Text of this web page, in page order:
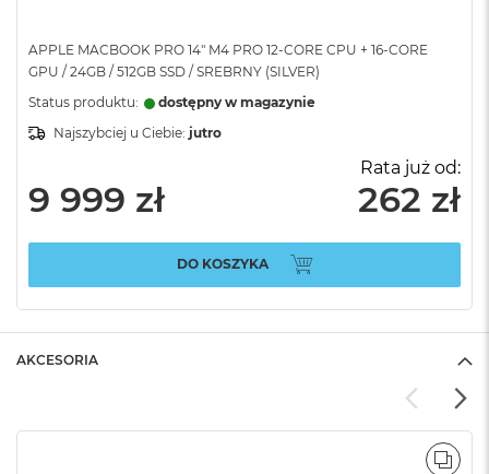
APPLE MACBOOK PRO 14" M4 PRO 12-CORE CPU + 16-CORE
GPU / 24GB / 512GB SSD / SREBRNY (SILVER)
Status produktu:
dostępny w magazynie
Najszybciej u Ciebie: jutro
9 999 zł
Rata już od:
262 zł
DO KOSZYKA
AKCESORIA